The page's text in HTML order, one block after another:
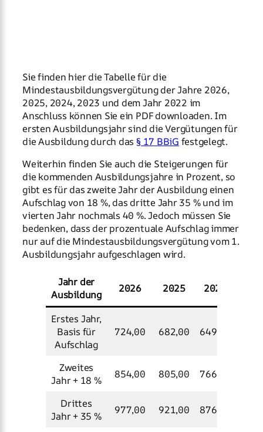
Sie finden hier die Tabelle für die
Mindestausbildungsvergütung der Jahre 2026,
2025, 2024, 2023 und dem Jahr 2022 im
Anschluss können Sie ein PDF downloaden. Im
ersten Ausbildungsjahr sind die Vergütungen für
die Ausbildung durch das § 17 BBiG festgelegt.
Weiterhin finden Sie auch die Steigerungen für
die kommenden Ausbildungsjahre in Prozent, so
gibt es für das zweite Jahr der Ausbildung einen
Aufschlag von 18 %, das dritte Jahr 35 % und im
vierten Jahr nochmals 40 %. Jedoch müssen Sie
bedenken, dass der prozentuale Aufschlag immer
nur auf die Mindestausbildungsvergütung vom 1.
Ausbildungsjahr aufgeschlagen wird.
Jahr der
Ausbildung
2026 2025 2024
Erstes Jahr,
Basis für
Aufschlag
724,00 682,00 649,00
Zweites
Jahr + 18 %
854,00 805,00 766,00
Drittes
Jahr + 35 %
977,00 921,00 876,00